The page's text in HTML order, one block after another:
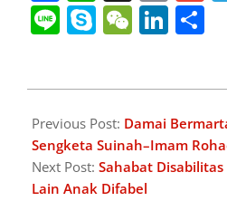
Link
LineSkypeWeChat
02-
20
Previous Post: Damai
Sengketa Suinah–Imam
Next Post: Sahabat
Lain Anak Difabel